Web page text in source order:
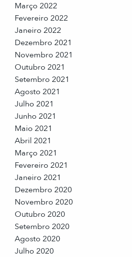
Março 2022
Fevereiro 2022
Janeiro 2022
Dezembro 2021
Novembro 2021
Outubro 2021
Setembro 2021
Agosto 2021
Julho 2021
Junho 2021
Maio 2021
Abril 2021
Março 2021
Fevereiro 2021
Janeiro 2021
Dezembro 2020
Novembro 2020
Outubro 2020
Setembro 2020
Agosto 2020
Julho 2020